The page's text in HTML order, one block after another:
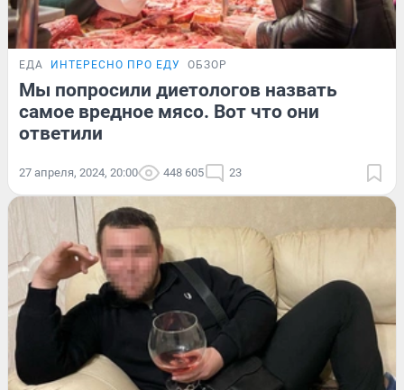
ЕДА ИНТЕРЕСНО ПРО ЕДУ ОБЗОР
Мы попросили диетологов назвать
самое вредное мясо. Вот что они
ответили
27 апреля, 2024, 20:00 448 605 23